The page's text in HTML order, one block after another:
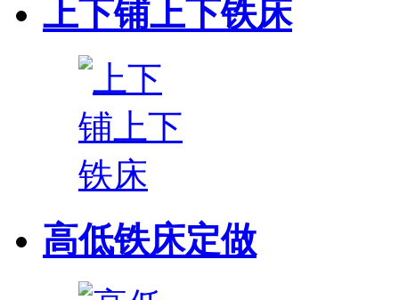
上下铺上下铁床
高低铁床定做